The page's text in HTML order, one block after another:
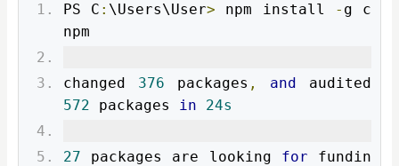
PS C : \Users\User> npm install - g c
npm
changed 376 packages , and audited
572 packages in 24s
27 packages are looking for fundin